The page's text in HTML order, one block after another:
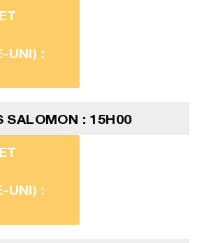
UNI) :
SALOMON : 15H00
UNI) :